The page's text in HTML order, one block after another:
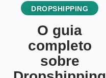
DROPSHIPPING
O guia
completo
sobre